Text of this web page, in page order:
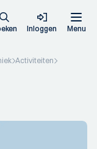
Inloggen Menu
Activiteiten